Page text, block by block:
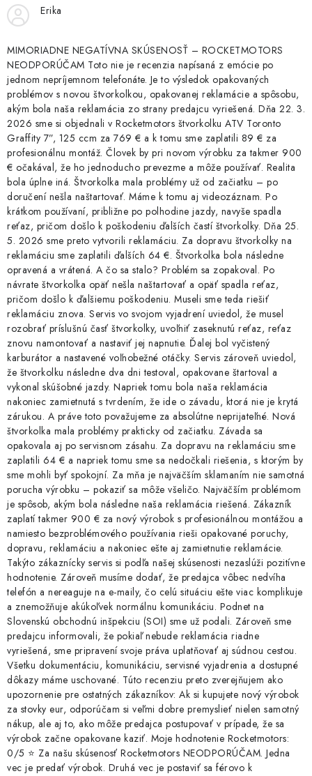
v
k
y
v
ý
p
i
s
u
e
Erika
MIMORIADNE NEGATÍVNA SKÚSENOSŤ – ROCKETMOTORS
NEODPORÚČAM Toto nie je recenzia napísaná z emócie po
jednom nepríjemnom telefonáte. Je to výsledok opakovaných
problémov s novou štvorkolkou, opakovanej reklamácie a spôsobu,
akým bola naša reklamácia zo strany predajcu vyriešená. Dňa 22. 3.
2026 sme si objednali v Rocketmotors štvorkolku ATV Toronto
Graffity 7”, 125 ccm za 769 € a k tomu sme zaplatili 89 € za
profesionálnu montáž. Človek by pri novom výrobku za takmer 900
€ očakával, že ho jednoducho prevezme a môže používať. Realita
bola úplne iná. Štvorkolka mala problémy už od začiatku – po
doručení nešla naštartovať. Máme k tomu aj videozáznam. Po
krátkom používaní, približne po polhodine jazdy, navyše spadla
reťaz, pričom došlo k poškodeniu ďalších častí štvorkolky. Dňa 25.
5. 2026 sme preto vytvorili reklamáciu. Za dopravu štvorkolky na
reklamáciu sme zaplatili ďalších 64 €. Štvorkolka bola následne
opravená a vrátená. A čo sa stalo? Problém sa zopakoval. Po
návrate štvorkolka opäť nešla naštartovať a opäť spadla reťaz,
pričom došlo k ďalšiemu poškodeniu. Museli sme teda riešiť
reklamáciu znova. Servis vo svojom vyjadrení uviedol, že musel
rozobrať príslušnú časť štvorkolky, uvoľniť zaseknutú reťaz, reťaz
znovu namontovať a nastaviť jej napnutie. Ďalej bol vyčistený
karburátor a nastavené voľnobežné otáčky. Servis zároveň uviedol,
že štvorkolku následne dva dni testoval, opakovane štartoval a
vykonal skúšobné jazdy. Napriek tomu bola naša reklamácia
nakoniec zamietnutá s tvrdením, že ide o závadu, ktorá nie je krytá
zárukou. A práve toto považujeme za absolútne neprijateľné. Nová
štvorkolka mala problémy prakticky od začiatku. Závada sa
opakovala aj po servisnom zásahu. Za dopravu na reklamáciu sme
zaplatili 64 € a napriek tomu sme sa nedočkali riešenia, s ktorým by
sme mohli byť spokojní. Za mňa je najväčším sklamaním nie samotná
porucha výrobku – pokaziť sa môže všeličo. Najväčším problémom
je spôsob, akým bola následne naša reklamácia riešená. Zákazník
zaplatí takmer 900 € za nový výrobok s profesionálnou montážou a
namiesto bezproblémového používania rieši opakované poruchy,
dopravu, reklamáciu a nakoniec ešte aj zamietnutie reklamácie.
Takýto zákaznícky servis si podľa našej skúsenosti nezaslúži pozitívne
hodnotenie. Zároveň musíme dodať, že predajca vôbec nedvíha
telefón a nereaguje na e-maily, čo celú situáciu ešte viac komplikuje
a znemožňuje akúkoľvek normálnu komunikáciu. Podnet na
Slovenskú obchodnú inšpekciu (SOI) sme už podali. Zároveň sme
predajcu informovali, že pokiaľ nebude reklamácia riadne
vyriešená, sme pripravení svoje práva uplatňovať aj súdnou cestou.
Všetku dokumentáciu, komunikáciu, servisné vyjadrenia a dostupné
dôkazy máme uschované. Túto recenziu preto zverejňujem ako
upozornenie pre ostatných zákazníkov: Ak si kupujete nový výrobok
za stovky eur, odporúčam si veľmi dobre premyslieť nielen samotný
nákup, ale aj to, ako môže predajca postupovať v prípade, že sa
výrobok začne opakovane kaziť. Moje hodnotenie Rocketmotors:
0/5 ⭐ Za našu skúsenosť Rocketmotors NEODPORÚČAM. Jedna
vec je predať výrobok. Druhá vec je postaviť sa férovo k